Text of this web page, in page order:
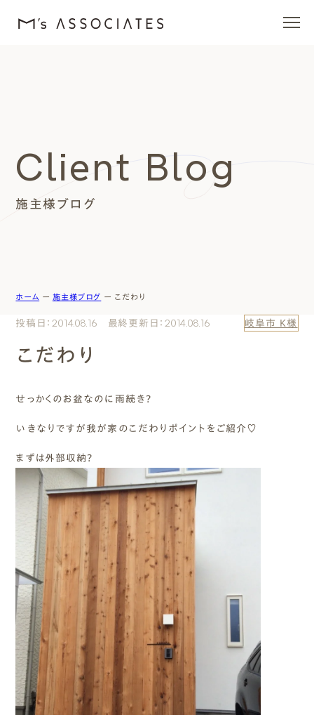
エムズを愛する人たち
施工事例
エムズのこと
まずは相談する[無料]
モデルハウスを見る
ファーストプランを試す
施主様ブログ
Client Blog
ホーム ー 施主様ブログ ー こだわり
投稿日：2014.08.16 最終更新日：2014.08.16 岐阜市 K様
こだわり
せっかくのお盆なのに雨続き?
いきなりですが我が家のこだわりポイントをご紹介♡
まずは外部収納?